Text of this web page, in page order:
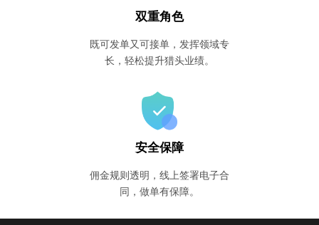
双重角色
既可发单又可接单，发挥领域专
长，轻松提升猎头业绩。
安全保障
佣金规则透明，线上签署电子合
同，做单有保障。